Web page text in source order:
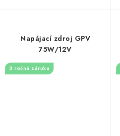
Napájací zdroj GPV
75W/12V
3 ročná záruka